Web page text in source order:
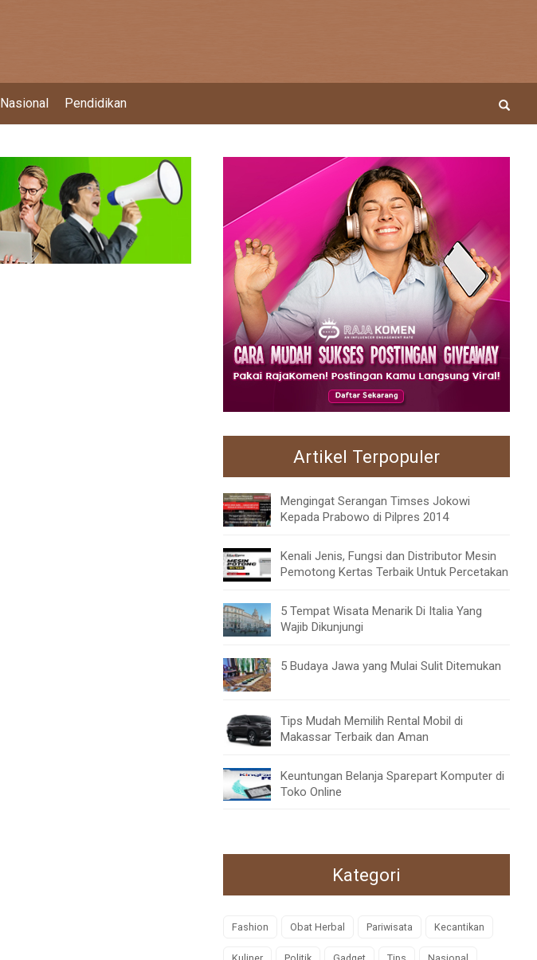
Nasional Pendidikan
Artikel Terpopuler
Mengingat Serangan Timses Jokowi
Kepada Prabowo di Pilpres 2014
Kenali Jenis, Fungsi dan Distributor Mesin
Pemotong Kertas Terbaik Untuk Percetakan
5 Tempat Wisata Menarik Di Italia Yang
Wajib Dikunjungi
5 Budaya Jawa yang Mulai Sulit Ditemukan
Tips Mudah Memilih Rental Mobil di
Makassar Terbaik dan Aman
Keuntungan Belanja Sparepart Komputer di
Toko Online
Kategori
Fashion Obat Herbal Pariwisata Kecantikan